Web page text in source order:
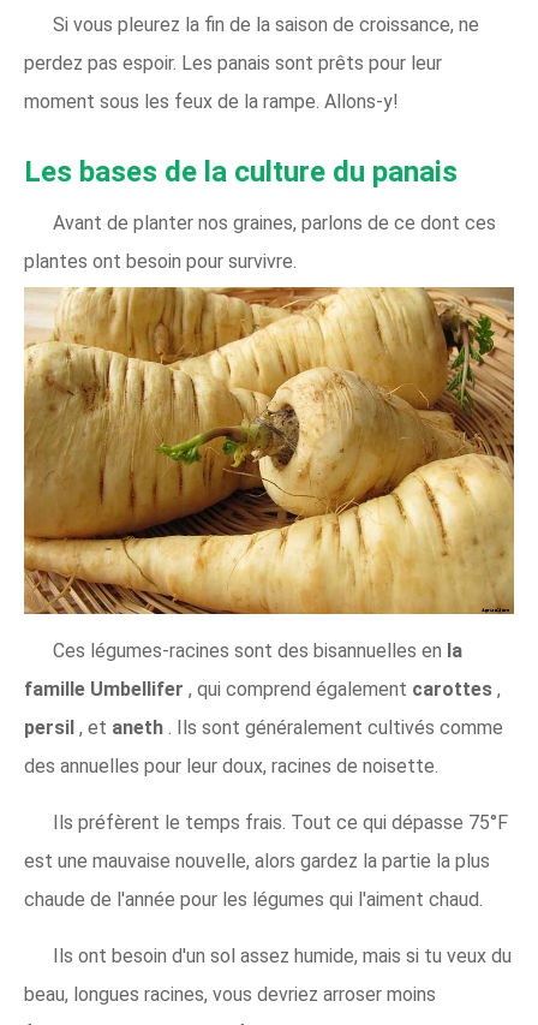
Si vous pleurez la fin de la saison de croissance, ne
perdez pas espoir. Les panais sont prêts pour leur
moment sous les feux de la rampe. Allons-y!
Les bases de la culture du panais
Avant de planter nos graines, parlons de ce dont ces
plantes ont besoin pour survivre.
Ces légumes-racines sont des bisannuelles en la
famille Umbellifer , qui comprend également carottes ,
persil , et aneth . Ils sont généralement cultivés comme
des annuelles pour leur doux, racines de noisette.
Ils préfèrent le temps frais. Tout ce qui dépasse 75°F
est une mauvaise nouvelle, alors gardez la partie la plus
chaude de l'année pour les légumes qui l'aiment chaud.
Ils ont besoin d'un sol assez humide, mais si tu veux du
beau, longues racines, vous devriez arroser moins